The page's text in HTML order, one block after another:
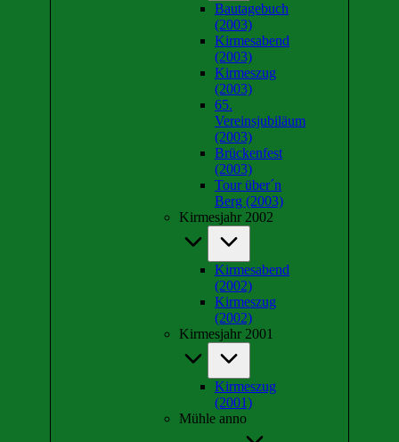
Bautagebuch
(2003)
Kirmesabend
(2003)
Kirmeszug
(2003)
65.
Vereinsjubiläum
(2003)
Brückenfest
(2003)
Tour über´n
Berg (2003)
Kirmesjahr 2002
Kirmesabend
(2002)
Kirmeszug
(2002)
Kirmesjahr 2001
Kirmeszug
(2001)
Mühle anno